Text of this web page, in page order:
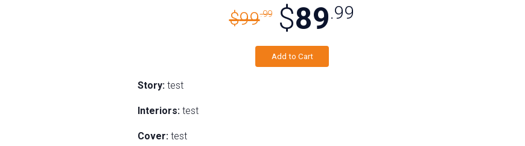
$99.99 $89.99
Story: test
Interiors: test
Cover: test